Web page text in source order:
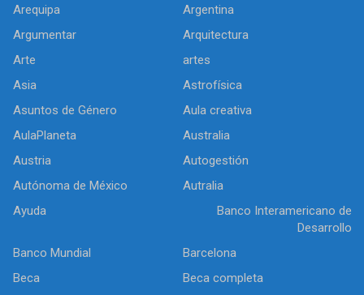
Arequipa
Argentina
Argumentar
Arquitectura
Arte
artes
Asia
Astrofísica
Asuntos de Género
Aula creativa
AulaPlaneta
Australia
Austria
Autogestión
Autónoma de México
Autralia
Ayuda
Banco Interamericano de
Desarrollo
Banco Mundial
Barcelona
Beca
Beca completa